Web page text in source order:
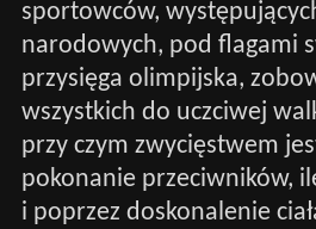
sportowców,
narodowych, pod flagami
przysięga olimpijska,
wszystkich do uczciwej
przy czym zwycięstwem
pokonanie przeciwników,
i poprzez doskonalenie